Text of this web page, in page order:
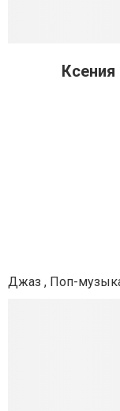
Джаз , Поп-